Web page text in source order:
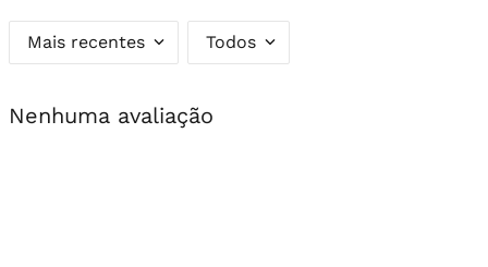
Mais recentes Todos
Nenhuma avaliação